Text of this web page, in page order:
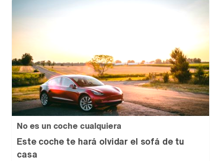
No es un coche cualquiera
Este coche te hará olvidar el sofá de tu
casa